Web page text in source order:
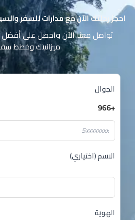
احجز رحلتك الآن مع مدارات للسفر
تواصل معنا الآن واحصل على
ميزانيتك وخطط
الجوال
+966
الاسم (اختياري)
الهوية